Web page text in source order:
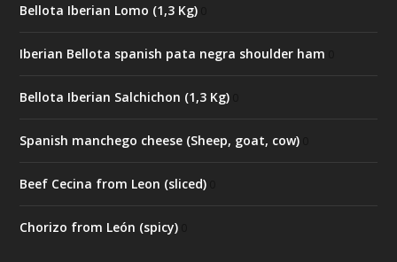
Bellota Iberian Lomo (1,3 Kg)
Iberian Bellota spanish pata negra shoulder ham
Bellota Iberian Salchichon (1,3 Kg)
Spanish manchego cheese (Sheep, goat, cow)
Beef Cecina from Leon (sliced)
Chorizo from León (spicy)